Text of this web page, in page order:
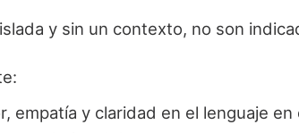
y sin un contexto, no son
empatía y claridad en el lenguaje